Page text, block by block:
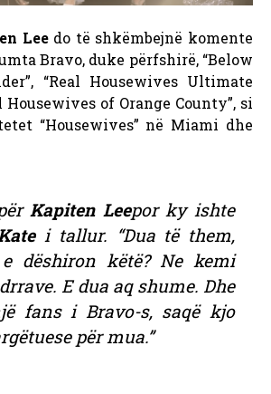
Lee do të shkëmbejnë komente
Bravo, duke përfshirë, “Below
“Real Housewives Ultimate
Housewives of Orange County”, si
“Housewives” në Miami dhe
Kapiten Leepor ky ishte
i tallur. “Dua të them,
dëshiron këtë? Ne kemi
E dua aq shume. Dhe
fans i Bravo-s, saqë kjo
për mua.”